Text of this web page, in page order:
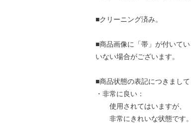
■クリーニング済み。
■商品画像に「帯」が付いて
いない場合がございます。
■商品状態の表記につきまして
・非常に良い：
使用されてはいますが、
非常にきれいな状態です。